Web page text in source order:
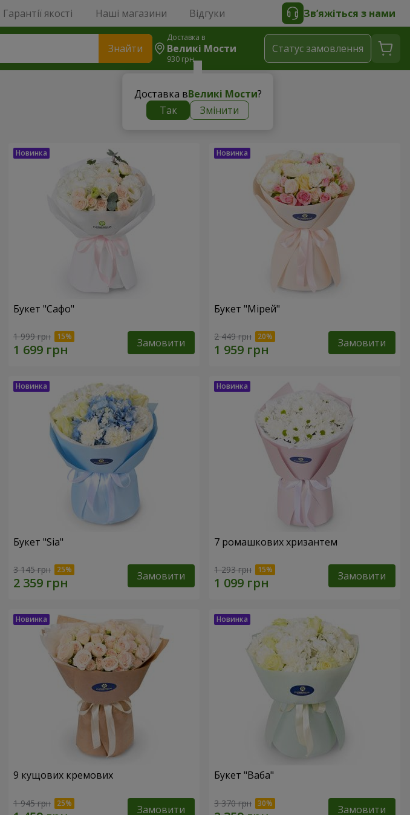
Гарантії якості Наші магазини Відгуки Зв’яжіться з нами
Знайти
Доставка в
Великі Мости
930 грн
Доставка вВеликі Мости?
Так
Змінити
Статус замовлення
Букет "Сафо"
1 999 грн Замовити
Букет "Мірей"
2 449 грн Замовити
Букет "Sia"
3 145 грн Замовити
7 ромашкових хризантем
1 293 грн Замовити
9 кущових кремових
1 945 грн Замовити
Букет "Ваба"
3 370 грн Замовити